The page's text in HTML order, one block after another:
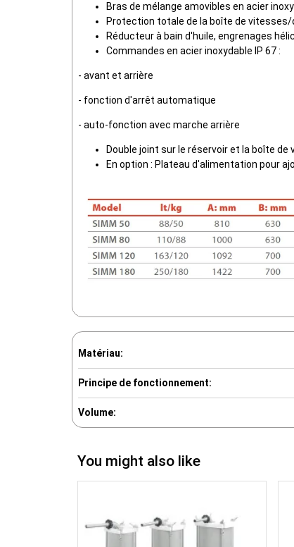
Bras de mélange amovibles en acier
Protection totale de la boîte de
Réducteur à bain d'huile, engrenages
Commandes en acier inoxydable IP 67 :
- avant et arrière
- fonction d'arrêt automatique
- auto-fonction avec marche arrière
Double joint sur le réservoir et la boîte de
En option : Plateau d'alimentation pour
Matériau:
Principe de fonctionnement:
Volume:
You might also like